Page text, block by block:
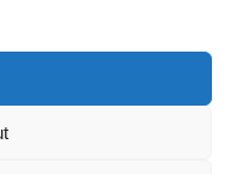
sítě členských
Deloitte“). Společnost DTTL
každá z jejích členských
samostatným a nezávislým
nebo přijímat závazky
přidružených subjektů ve